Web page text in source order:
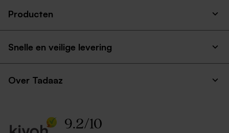
Producten
Snelle en veilige levering
Over Tadaaz
9.2/10